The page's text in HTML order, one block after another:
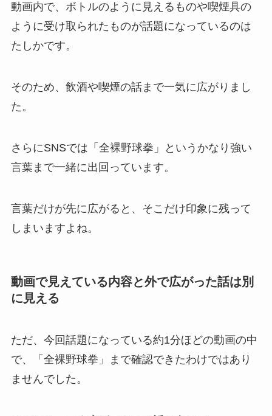
動画内で、ボトルのように見えるものや喫煙具の
ように受け取られたものが話題になっているのは
たしかです。
そのため、飲酒や喫煙の話まで一気に広がりまし
た。
さらにSNSでは「全裸野球拳」というかなり強い
言葉まで一緒に出回っています。
言葉だけが先に広がると、そこだけ印象に残って
しまいますよね。
動画で見えている内容と外で広がった話は別
に見える
ただ、今回話題になっている約1分ほどの動画の中
で、「全裸野球拳」まで確認できたわけではあり
ませんでした。